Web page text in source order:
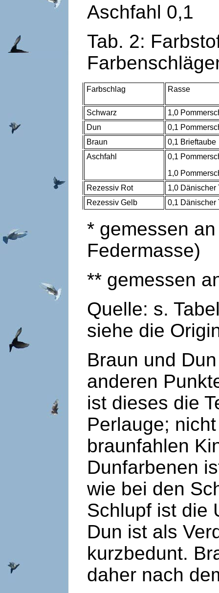
Aschfahl 0,1
Tab. 2:
Farbschlag Rasse
Schwarz
1,0
Dun
0,1
Braun
0,1 Brieftaube
Aschfahl
0,1
1,0
Rezessiv Rot
1,0 Dänischer
Rezessiv Gelb
0,1 Dänischer
* gemessen
Federmasse)
** gemessen
Quelle: s.
siehe die
Braun und
anderen
ist dieses die
Perlauge;
braunfahlen
Dunfarbenen
wie bei den
Schlupf ist die
Dun ist als
kurzbedunt.
daher nach